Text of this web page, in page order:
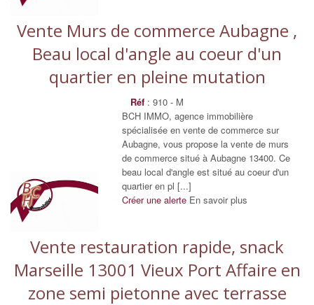
Vente Murs de commerce Aubagne ,
Beau local d'angle au coeur d'un
quartier en pleine mutation
Réf : 910 - M
BCH IMMO, agence immobilière
spécialisée en vente de commerce sur
Aubagne, vous propose la vente de murs
de commerce situé à Aubagne 13400. Ce
beau local d'angle est situé au coeur d'un
quartier en pl [...]
Créer une alerte En savoir plus
Vente restauration rapide, snack
Marseille 13001 Vieux Port Affaire en
zone semi pietonne avec terrasse